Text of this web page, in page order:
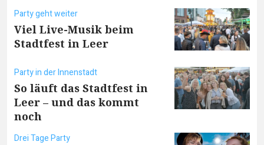
Party geht weiter
Viel Live-Musik beim
Stadtfest in Leer
Party in der Innenstadt
So läuft das Stadtfest in
Leer – und das kommt
noch
Drei Tage Party